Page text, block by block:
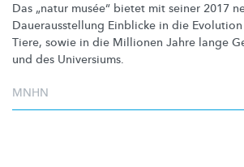
Das „natur musée“ bietet mit seiner 2017
Dauerausstellung Einblicke in die
Tiere, sowie in die Millionen Jahre lange
und des Universiums.
MNHN